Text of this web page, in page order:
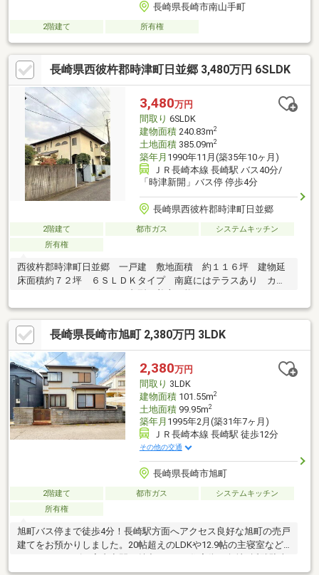
長崎県長崎市南山手町
2階建て 所有権
長崎県西彼杵郡時津町日並郷 3,480万円 6SLDK
3,480万円
間取り 6SLDK
建物面積240.83m2
土地面積385.09m2
築年月 1990年11月(築35年10ヶ月)
ＪＲ長崎本線 長崎駅 バス40分/
「時津新開」バス停 停歩4分
長崎県西彼杵郡時津町日並郷
2階建て 都市ガス
システムキッチン
所有権
西彼杵郡時津町日並郷 一戸建 敷地面積 約１１６坪 建物延
床面積約７２坪 ６ＳＬＤＫタイプ 南庭にはテラスあり カー
スペースあり リビングに丸型で着座可能スペースあり 四つ口
ガスコンロ（オーブンあり） セラミックタイル貼りの浴室 浴
室から坪庭が眺められます トイレ、浴室は各階にあります バ
ルコニーから山を望む眺望あり
長崎県長崎市旭町 2,380万円 3LDK
2,380万円
間取り 3LDK
建物面積101.55m2
土地面積99.95m2
築年月 1995年2月(築31年7ヶ月)
ＪＲ長崎本線 長崎駅 徒歩12分
その他の交通
長崎県長崎市旭町
2階建て 都市ガス
システムキッチン
所有権
旭町バス停まで徒歩4分！長崎駅方面へアクセス良好な旭町の売戸
建てをお預かりしました。20帖超えのLDKや12.9帖の主寝室など
場まで徒歩3分（約220ｍ）、普通車可！※最新の空き状況はお問